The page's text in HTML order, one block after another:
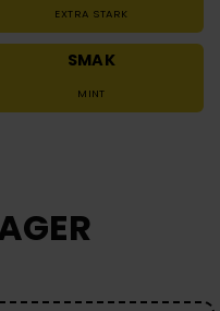
EXTRA STARK
SMAK
MINT